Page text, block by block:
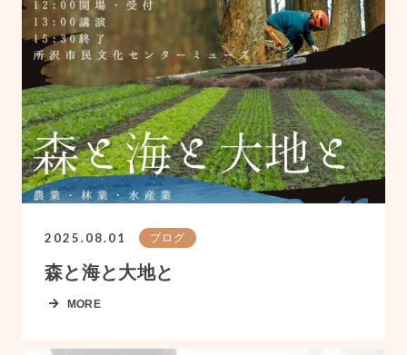
2025.08.01 ブログ
森と海と大地と
MORE